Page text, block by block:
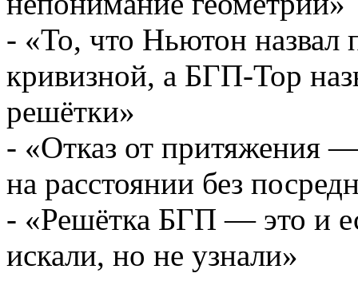
- «То, что Ньютон назвал
кривизной, а БГП-Тор
решётки»
- «Отказ от притяжения
на расстоянии без
- «Решётка БГП — это и
искали, но не узнали»